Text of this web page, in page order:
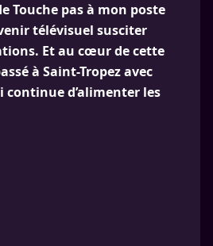
Touche pas à mon poste
télévisuel susciter
Et au cœur de cette
à Saint-Tropez avec
continue d’alimenter les